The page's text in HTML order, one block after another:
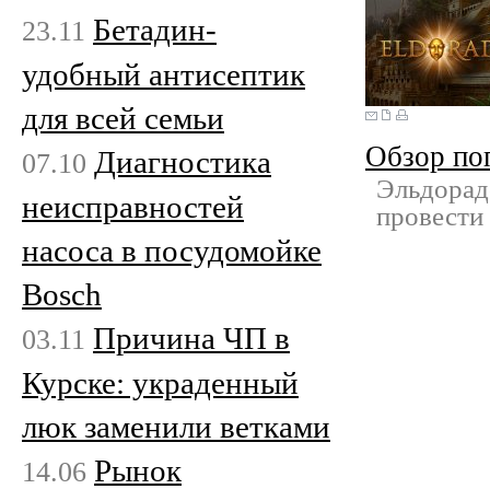
Обзор
23.11 Бетадин-
удобный антисептик
для всей семьи
07.10 Диагностика
неисправностей
насоса в посудомойке
Bosch
03.11 Причина ЧП в
Курске: украденный
люк заменили ветками
14.06 Рынок